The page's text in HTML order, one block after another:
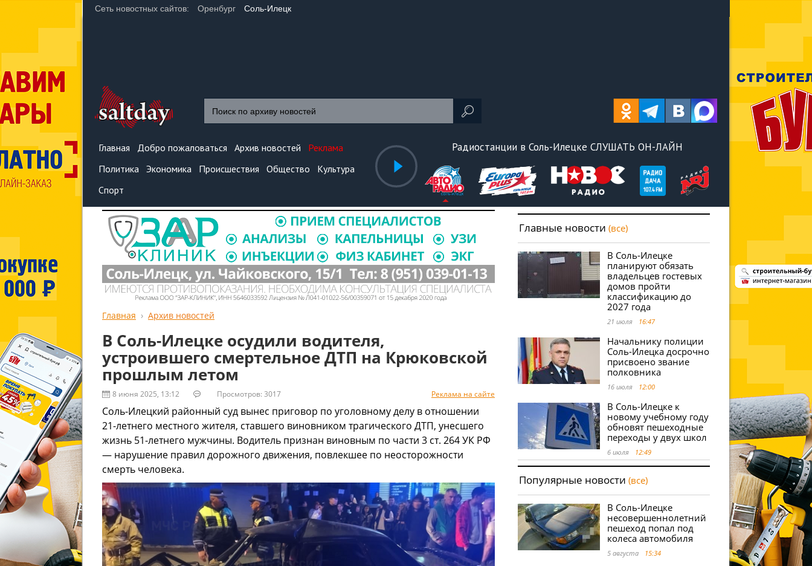
Сеть новостных сайтов: Оренбург Соль-Илецк
Главная Добро пожаловаться Архив новостей
Реклама
Политика Экономика Происшествия Общество
Культура
Спорт
Радиостанции в Соль-Илецке СЛУШАТЬ ОН-ЛАЙН
Главная Архив новостей
В Соль-Илецке осудили водителя,
устроившего смертельное ДТП на Крюковской
прошлым летом
8 июня 2025, 13:12 Просмотров: 3017 Реклама на сайте
Соль-Илецкий районный суд вынес приговор по уголовному делу в отношении
21-летнего местного жителя, ставшего виновником трагического ДТП, унесшего
жизнь 51-летнего мужчины. Водитель признан виновным по части 3 ст. 264 УК РФ
— нарушение правил дорожного движения, повлекшее по неосторожности
смерть человека.
Главные новости (все)
В Соль-Илецке
планируют обязать
владельцев гостевых
домов пройти
классификацию до
2027 года
21 июля 16:47
Начальнику полиции
Соль-Илецка досрочно
присвоено звание
полковника
16 июля 12:00
В Соль-Илецке к
новому учебному году
обновят пешеходные
переходы у двух школ
6 июля 12:49
Популярные новости (все)
В Соль-Илецке
несовершеннолетний
пешеход попал под
колеса автомобиля
5 августа 15:34